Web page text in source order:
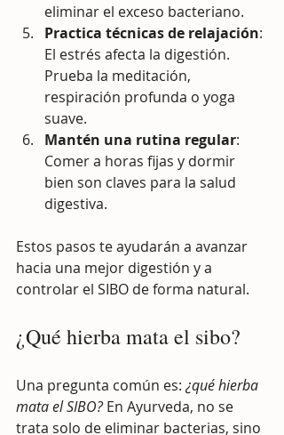
eliminar el exceso bacteriano.
Practica técnicas de relajación:
El estrés afecta la digestión.
Prueba la meditación,
respiración profunda o yoga
suave.
Mantén una rutina regular:
Comer a horas fijas y dormir
bien son claves para la salud
digestiva.
Estos pasos te ayudarán a avanzar
hacia una mejor digestión y a
controlar el SIBO de forma natural.
¿Qué hierba mata el sibo?
Una pregunta común es: ¿qué hierba
mata el SIBO? En Ayurveda, no se
trata solo de eliminar bacterias, sino